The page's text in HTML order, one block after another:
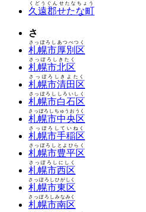
久遠郡せたな町
くどうぐんせたなちょう
さ
札幌市厚別区
さっぽろしあつべつく
札幌市北区
さっぽろしきたく
札幌市清田区
さっぽろしきよたく
札幌市白石区
さっぽろししろいしく
札幌市中央区
さっぽろしちゅうおうく
札幌市手稲区
さっぽろしていねく
札幌市豊平区
さっぽろしとよひらく
札幌市西区
さっぽろしにしく
札幌市東区
さっぽろしひがしく
札幌市南区
さっぽろしみなみく